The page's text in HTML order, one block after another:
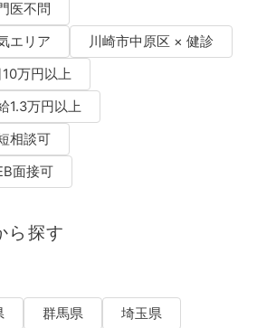
医不問
エリア
川崎市中原区 × 健診
万円以上
1.3万円以上
相談可
面接可
ら探す
群馬県
埼玉県